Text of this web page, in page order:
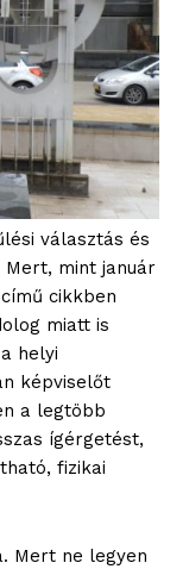
választás és
mint január
cikkben
miatt is
helyi
képviselőt
a legtöbb
ígérgetést,
fizikai
Mert ne legyen